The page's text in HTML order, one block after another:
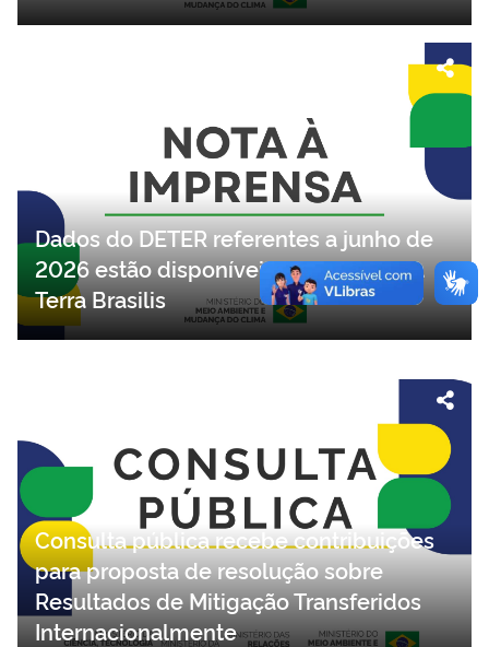
Dados do DETER referentes a junho de
2026 estão disponíveis na plataforma
Terra Brasilis
Consulta pública recebe contribuições
para proposta de resolução sobre
Resultados de Mitigação Transferidos
Internacionalmente